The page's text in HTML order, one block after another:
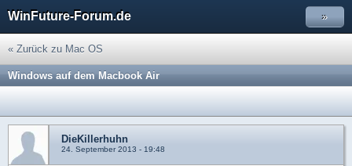
WinFuture-Forum.de »
« Zurück zu Mac OS
Windows auf dem Macbook Air
DieKillerhuhn
24. September 2013 - 19:48